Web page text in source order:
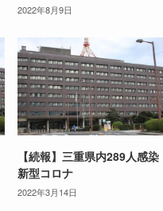
2022年8月9日
【続報】三重県内289人感染
新型コロナ
2022年3月14日